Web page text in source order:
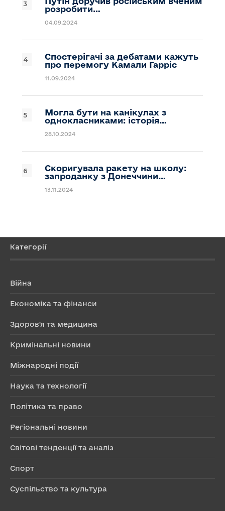
розробити…
04.09.2024
Спостерігачі за дебатами кажуть
про перемогу Камали Гарріс
11.09.2024
Могла бути на канікулах з
однокласниками: історія…
28.10.2024
Скоригувала ракету на школу:
запроданку з Донеччини…
13.11.2024
Категорії
Війна
Економіка та фінанси
Здоров'я та медицина
Кримінальні новини
Міжнародні події
Наука та технології
Політика та право
Регіональні новини
Світові тенденції та аналіз
Спорт
Суспільство та культура